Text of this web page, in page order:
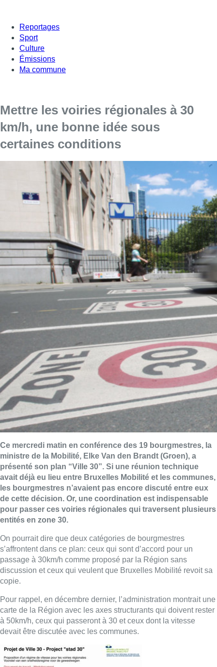
Reportages
Sport
Culture
Émissions
Ma commune
Mettre les voiries régionales à 30
km/h, une bonne idée sous
certaines conditions
Ce mercredi matin en conférence des 19 bourgmestres, la
ministre de la Mobilité, Elke Van den Brandt (Groen), a
présenté son plan “Ville 30”. Si une réunion technique
avait déjà eu lieu entre Bruxelles Mobilité et les communes,
les bourgmestres n’avaient pas encore discuté entre eux
de cette décision. Or, une coordination est indispensable
pour passer ces voiries régionales qui traversent plusieurs
entités en zone 30.
On pourrait dire que deux catégories de bourgmestres
s’affrontent dans ce plan: ceux qui sont d’accord pour un
passage à 30km/h comme proposé par la Région sans
discussion et ceux qui veulent que Bruxelles Mobilité revoit sa
copie.
Pour rappel, en décembre dernier, l’administration montrait une
carte de la Région avec les axes structurants qui doivent rester
à 50km/h, ceux qui passeront à 30 et ceux dont la vitesse
devait être discutée avec les communes.